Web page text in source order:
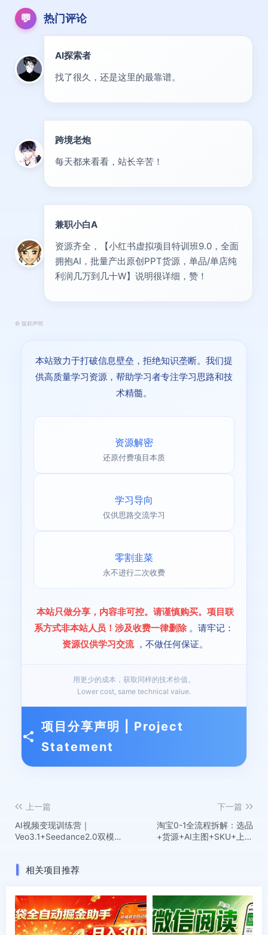
💬 热门评论
AI探索者
找了很久，还是这里的最靠谱。
跨境老炮
每天都来看看，站长辛苦！
兼职小白A
资源齐全，【小红书虚拟项目特训班9.0，全面
拥抱AI，批量产出原创PPT货源，单品/单店纯
利润几万到几十W】说明很详细，赞！
© 版权声明
本站致力于打破信息壁垒，拒绝知识垄断。我们提
供高质量学习资源，帮助学习者专注学习思路和技
术精髓。
资源解密
还原付费项目本质
学习导向
仅供思路交流学习
零割韭菜
永不进行二次收费
本站只做分享，内容非可控。请谨慎购买。项目联
系方式非本站人员！涉及收费一律删除 。请牢记：
资源仅供学习交流 ，不做任何保证。
用更少的成本，获取同样的技术价值。
Lower cost, same technical value.
项目分享声明 | Project
Statement
上一篇
AI视频变现训练营｜
Veo3.1+Seedance2.0双模
下一篇
淘宝0-1全流程拆解：选品
+货源+AI主图+SKU+上架
相关项目推荐